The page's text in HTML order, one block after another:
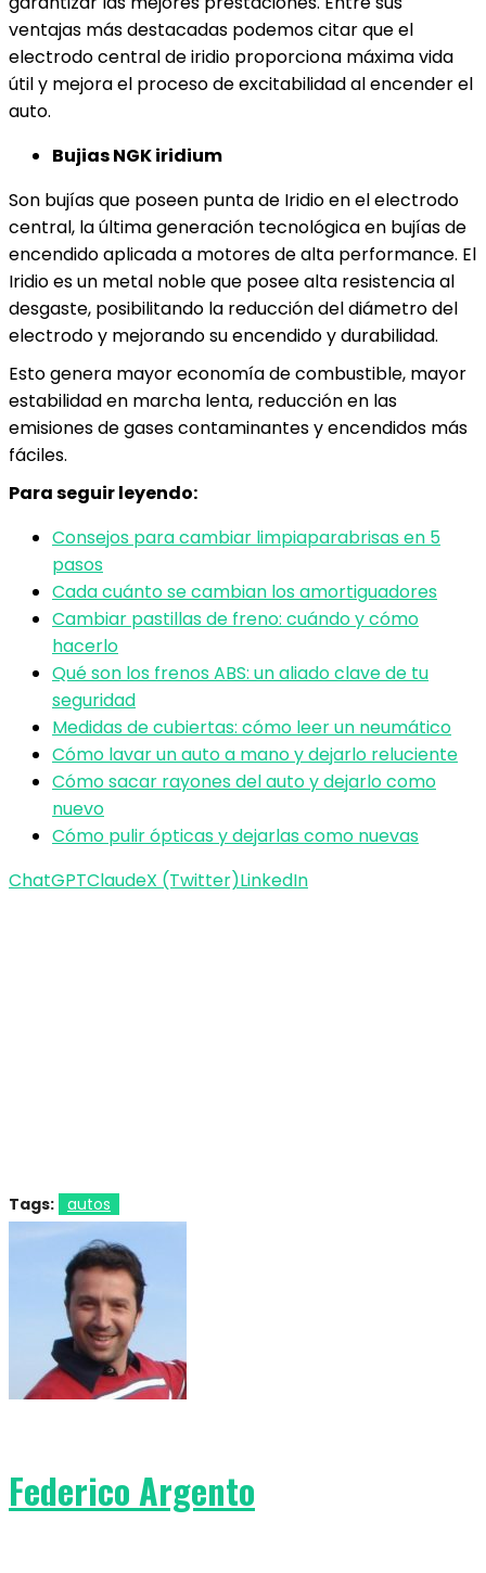
ventajas más destacadas podemos citar que el
electrodo central de iridio proporciona máxima vida
útil y mejora el proceso de excitabilidad al encender el
auto.
Bujias NGK iridium
Son bujías que poseen punta de Iridio en el electrodo
central, la última generación tecnológica en bujías de
encendido aplicada a motores de alta performance. El
Iridio es un metal noble que posee alta resistencia al
desgaste, posibilitando la reducción del diámetro del
electrodo y mejorando su encendido y durabilidad.
Esto genera mayor economía de combustible, mayor
estabilidad en marcha lenta, reducción en las
emisiones de gases contaminantes y encendidos más
fáciles.
Para seguir leyendo:
Consejos para cambiar limpiaparabrisas en 5
pasos
Cada cuánto se cambian los amortiguadores
Cambiar pastillas de freno: cuándo y cómo
hacerlo
Qué son los frenos ABS: un aliado clave de tu
seguridad
Medidas de cubiertas: cómo leer un neumático
Cómo lavar un auto a mano y dejarlo reluciente
Cómo sacar rayones del auto y dejarlo como
nuevo
Cómo pulir ópticas y dejarlas como nuevas
ChatGPTClaudeX (Twitter)LinkedIn
Tags: autos
Federico Argento